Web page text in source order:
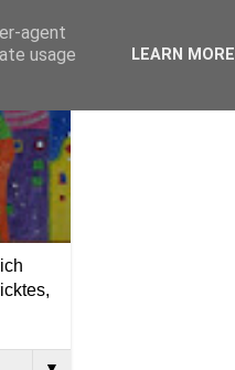
agent
usage
LEARN MORE